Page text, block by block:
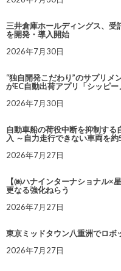
三井倉庫ホールディングス、受
を開発・導入開始
2026年7月30日
“独自開発こだわり”のサプリメ
がEC自動出荷アプリ「シッピー
2026年7月30日
自動車船の荷役中断を抑制す
入 ～自力走行できない車両を
2026年7月27日
【㈱ハナインターナショナル×
更なる強化ねらう
2026年7月27日
東京ミッドタウン八重洲でロボ
2026年7月27日